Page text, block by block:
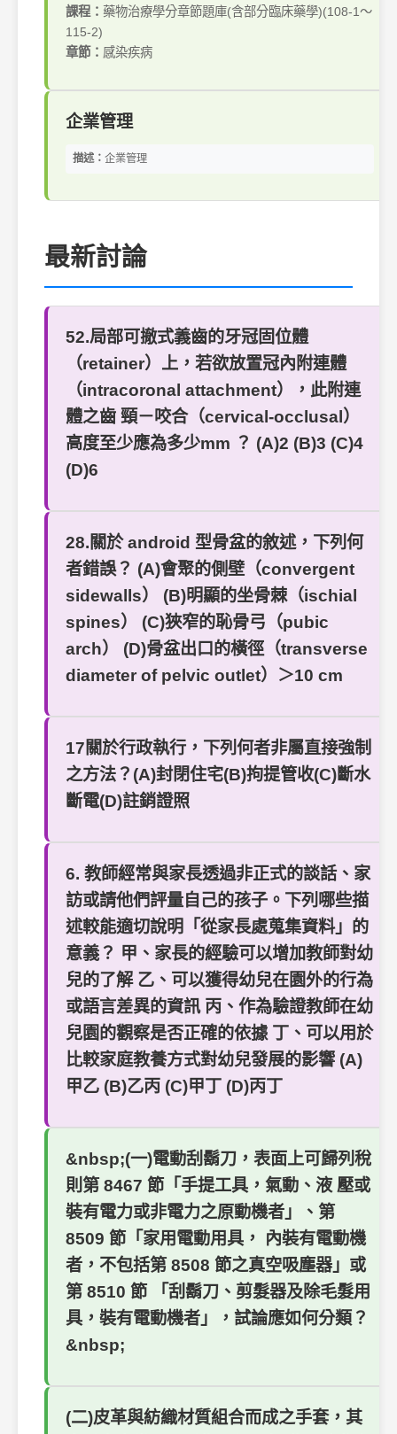
課程： 藥物治療學分章節題庫(含部分臨床藥學)(108-1～
115-2)
章節： 感染疾病
企業管理
描述： 企業管理
最新討論
52.局部可撤式義齒的牙冠固位體
（retainer）上，若欲放置冠內附連體
（intracoronal attachment），此附連
體之齒 頸－咬合（cervical-occlusal）
高度至少應為多少mm ？ (A)2 (B)3 (C)4
(D)6
28.關於 android 型骨盆的敘述，下列何
者錯誤？ (A)會聚的側壁（convergent
sidewalls） (B)明顯的坐骨棘（ischial
spines） (C)狹窄的恥骨弓（pubic
arch） (D)骨盆出口的橫徑（transverse
diameter of pelvic outlet）＞10 cm
17關於行政執行，下列何者非屬直接強制
之方法？(A)封閉住宅(B)拘提管收(C)斷水
斷電(D)註銷證照
6. 教師經常與家長透過非正式的談話、家
訪或請他們評量自己的孩子。下列哪些描
述較能適切說明「從家長處蒐集資料」的
意義？ 甲、家長的經驗可以增加教師對幼
兒的了解 乙、可以獲得幼兒在園外的行為
或語言差異的資訊 丙、作為驗證教師在幼
兒園的觀察是否正確的依據 丁、可以用於
比較家庭教養方式對幼兒發展的影響 (A)
甲乙 (B)乙丙 (C)甲丁 (D)丙丁
&nbsp;(一)電動刮鬍刀，表面上可歸列稅
則第 8467 節「手提工具，氣動、液 壓或
裝有電力或非電力之原動機者」、第
8509 節「家用電動用具， 內裝有電動機
者，不包括第 8508 節之真空吸塵器」或
第 8510 節 「刮鬍刀、剪髮器及除毛髮用
具，裝有電動機者」，試論應如何分類？
&nbsp;
(二)皮革與紡織材質組合而成之手套，其